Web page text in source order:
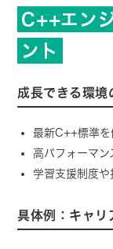
C++エン
ント
成長できる環境
最新C++標準を
高パフォーマ
学習支援制度
具体例：キャリ